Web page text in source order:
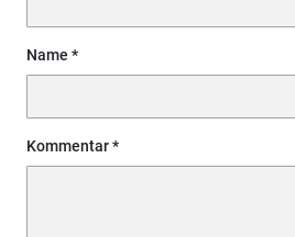
Name
Kommentar